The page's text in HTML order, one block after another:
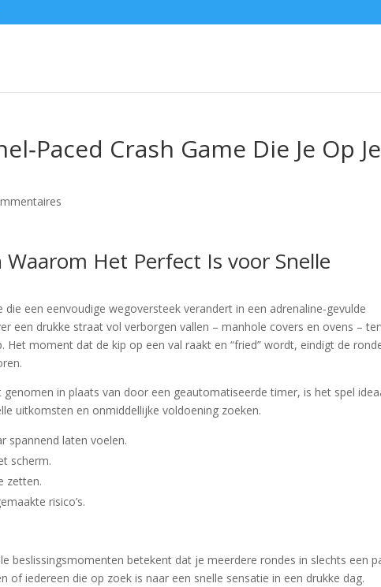
Crash Game Die Je Op Je
Het Perfect Is voor Snelle
die een eenvoudige wegoversteek verandert in een adrenaline‑gevulde
een drukke straat vol verborgen vallen – manhole covers en ovens –
Het moment dat de kip op een val raakt en “fried” wordt, eindigt de
in plaats van door een geautomatiseerde timer, is het spel
uitkomsten en onmiddellijke voldoening zoeken.
spannend laten voelen.
scherm.
zetten.
risico’s.
beslissingsmomenten betekent dat je meerdere rondes in slechts een
iedereen die op zoek is naar een snelle sensatie in een drukke dag.